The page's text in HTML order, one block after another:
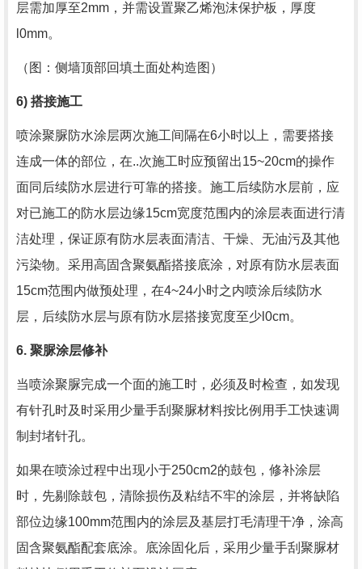
层需加厚至2mm ，并需设置聚乙烯泡沫保护板，厚度
l0mm。
（图：侧墙顶部回填土面处构造图）
6) 搭接施工
喷涂聚脲防水涂层两次施工间隔在6小时以上，需要搭接
连成一体的部位，在..次施工时应预留出15~20cm的操作
面同后续防水层进行可靠的搭接。施工后续防水层前，应
对已施工的防水层边缘15cm宽度范围内的涂层表面进行清
洁处理，保证原有防水层表面清洁、干燥、无油污及其他
污染物。采用高固含聚氨酯搭接底涂，对原有防水层表面
15cm范围内做预处理，在4~24小时之内喷涂后续防水
层，后续防水层与原有防水层搭接宽度至少 l0cm。
6. 聚脲涂层修补
当喷涂聚脲完成一个面的施工时，必须及时检查，如发现
有针孔时及时采用少量手刮聚脲材料按比例用手工快速调
制封堵针孔。
如果在喷涂过程中出现小于250cm2的鼓包，修补涂层
时，先剔除鼓包，清除损伤及粘结不牢的涂层，并将缺陷
部位边缘100mm范围内的涂层及基层打毛清理干净，涂高
固含聚氨酯配套底涂。底涂固化后，采用少量手刮聚脲材